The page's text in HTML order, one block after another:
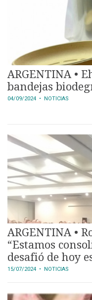
ARGENTINA •
bandejas
04/09/2024 • NOTICIAS
ARGENTINA •
“Estamos
desafió de hoy
15/07/2024 • NOTICIAS